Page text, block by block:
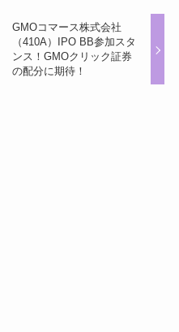
GMOコマース株式会社
（410A）IPO BB参加スタ
ンス！GMOクリック証券
の配分に期待！